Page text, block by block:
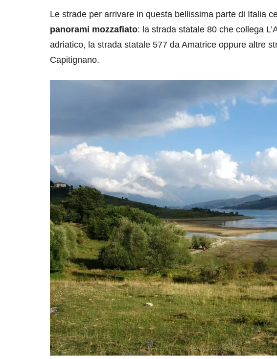
Le strade per arrivare in questa bellissima parte di Italia
panorami mozzafiato: la strada statale 80 che collega
adriatico, la strada statale 577 da Amatrice oppure altre
Capitignano.